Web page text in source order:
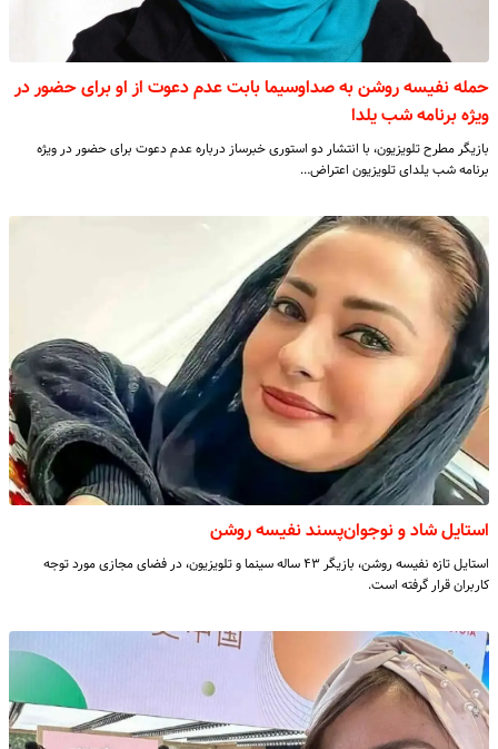
حمله نفیسه روشن به صداوسیما بابت عدم دعوت از او برای حضور در
ویژه‌ برنامه شب یلدا
بازیگر مطرح تلویزیون، با انتشار دو استوری خبرساز درباره عدم دعوت برای حضور در ویژه‌
برنامه شب یلدای تلویزیون اعتراض…
استایل شاد و نوجوان‌پسند نفیسه روشن
استایل تازه نفیسه روشن، بازیگر ۴۳ ساله سینما و تلویزیون، در فضای مجازی مورد توجه
کاربران قرار گرفته است.